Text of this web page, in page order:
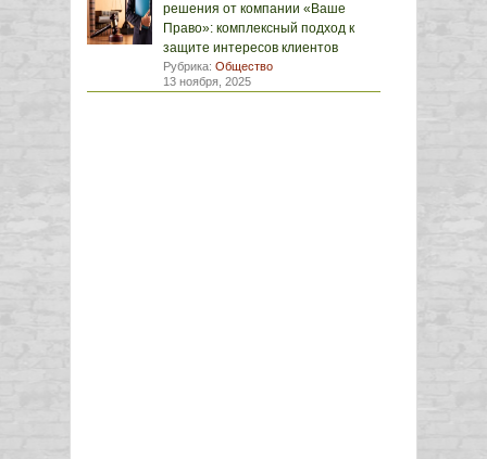
решения от компании «Ваше
Право»: комплексный подход к
защите интересов клиентов
Рубрика: Общество
13 ноября, 2025